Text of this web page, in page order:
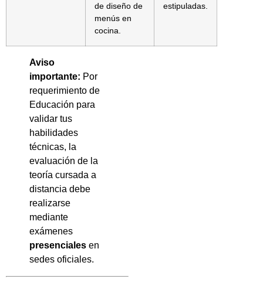
de diseño de
menús en
cocina.
estipuladas.
Aviso
importante: Por
requerimiento de
Educación para
validar tus
habilidades
técnicas, la
evaluación de la
teoría cursada a
distancia debe
realizarse
mediante
exámenes
presenciales en
sedes oficiales.